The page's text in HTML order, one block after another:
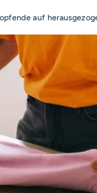
auf